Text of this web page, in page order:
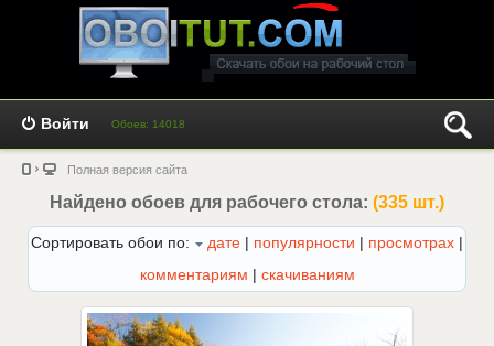
Войти Обоев: 14018
Полная версия сайта
Найдено обоев для рабочего стола: (335 шт.)
Сортировать обои по: дате | популярности | просмотрах |
комментариям | скачиваниям